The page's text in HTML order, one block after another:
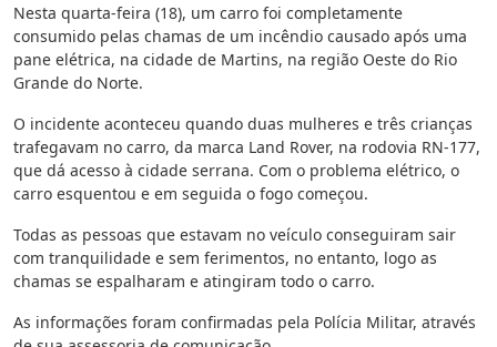
Nesta quarta-feira (18), um carro foi completamente
consumido pelas chamas de um incêndio causado após uma
pane elétrica, na cidade de Martins, na região Oeste do Rio
Grande do Norte.
O incidente aconteceu quando duas mulheres e três crianças
trafegavam no carro, da marca Land Rover, na rodovia RN-177,
que dá acesso à cidade serrana. Com o problema elétrico, o
carro esquentou e em seguida o fogo começou.
Todas as pessoas que estavam no veículo conseguiram sair
com tranquilidade e sem ferimentos, no entanto, logo as
chamas se espalharam e atingiram todo o carro.
As informações foram confirmadas pela Polícia Militar, através